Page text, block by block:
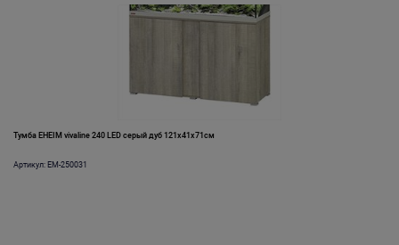
Тумба EHEIM vivaline 240 LED серый дуб 121x41x71см
Артикул: EM-250031